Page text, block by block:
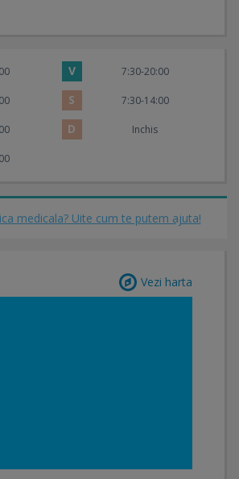
V 7:30-20:00
S 7:30-14:00
D Inchis
medicala? Uite cum te putem ajuta!
Vezi harta